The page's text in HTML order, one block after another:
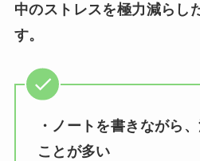
中のストレスを極力減らし
す。
・ノートを書きながら
ことが多い